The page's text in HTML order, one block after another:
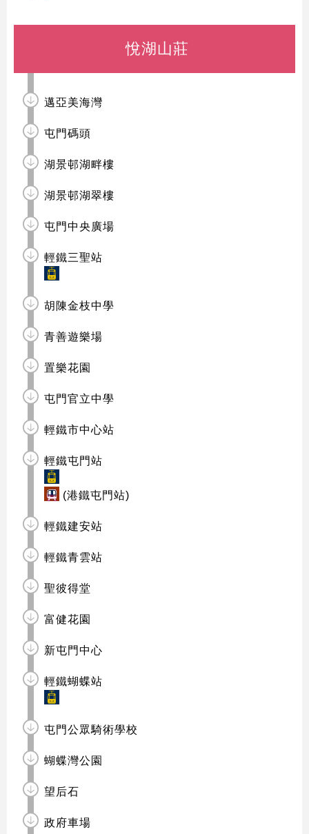
悅湖山莊
邁亞美海灣
屯門碼頭
湖景邨湖畔樓
湖景邨湖翠樓
屯門中央廣場
輕鐵三聖站
胡陳金枝中學
青善遊樂場
置樂花園
屯門官立中學
輕鐵市中心站
輕鐵屯門站
(港鐵屯門站)
輕鐵建安站
輕鐵青雲站
聖彼得堂
富健花園
新屯門中心
輕鐵蝴蝶站
屯門公眾騎術學校
蝴蝶灣公園
望后石
政府車場